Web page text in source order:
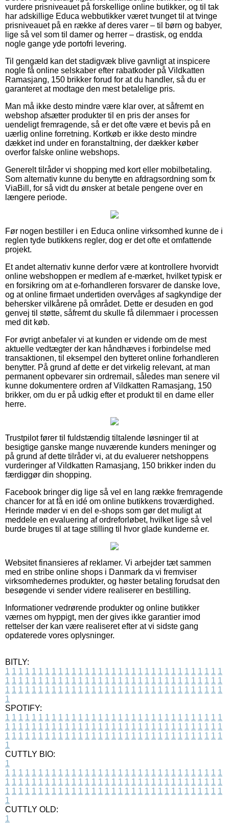
vurdere prisniveauet på forskellige online butikker, og til tak
har adskillige Educa webbutikker været tvunget til at tvinge
prisniveauet på en række af deres varer – til børn og babyer,
lige så vel som til damer og herrer – drastisk, og endda
nogle gange yde portofri levering.
Til gengæld kan det stadigvæk blive gavnligt at inspicere
nogle få online selskaber efter rabatkoder på Vildkatten
Ramasjang, 150 brikker forud for at du handler, så du er
garanteret at modtage den mest betalelige pris.
Man må ikke desto mindre være klar over, at såfremt en
webshop afsætter produkter til en pris der anses for
uendeligt fremragende, så er det ofte være et bevis på en
uærlig online forretning. Kortkøb er ikke desto mindre
dækket ind under en foranstaltning, der dækker køber
overfor falske online webshops.
Generelt tilråder vi shopping med kort eller mobilbetaling.
Som alternativ kunne du benytte en afdragsordning som fx
ViaBill, for så vidt du ønsker at betale pengene over en
længere periode.
Før nogen bestiller i en Educa online virksomhed kunne de i
reglen tyde butikkens regler, dog er det ofte et omfattende
projekt.
Et andet alternativ kunne derfor være at kontrollere hvorvidt
online webshoppen er medlem af e-mærket, hvilket typisk er
en forsikring om at e-forhandleren forsvarer de danske love,
og at online firmaet undertiden overvåges af sagkyndige der
behersker vilkårene på området. Dette er desuden en god
genvej til støtte, såfremt du skulle få dilemmaer i processen
med dit køb.
For øvrigt anbefaler vi at kunden er vidende om de mest
aktuelle vedtægter der kan håndhæves i forbindelse med
transaktionen, til eksempel den bytteret online forhandleren
benytter. På grund af dette er det virkelig relevant, at man
permanent opbevarer sin ordremail, således man senere vil
kunne dokumentere ordren af Vildkatten Ramasjang, 150
brikker, om du er på udkig efter et produkt til en dame eller
herre.
Trustpilot fører til fuldstændig tiltalende løsninger til at
besigtige ganske mange nuværende kunders meninger og
på grund af dette tilråder vi, at du evaluerer netshoppens
vurderinger af Vildkatten Ramasjang, 150 brikker inden du
færdiggør din shopping.
Facebook bringer dig lige så vel en lang række fremragende
chancer for at få en idé om online butikkens troværdighed.
Herinde møder vi en del e-shops som gør det muligt at
meddele en evaluering af ordreforløbet, hvilket lige så vel
burde bruges til at tage stilling til hvor glade kunderne er.
Websitet finansieres af reklamer. Vi arbejder tæt sammen
med en stribe online shops i Danmark da vi fremviser
virksomhedernes produkter, og høster betaling forudsat den
besøgende vi sender videre realiserer en bestilling.
Informationer vedrørende produkter og online butikker
værnes om hyppigt, men der gives ikke garantier imod
rettelser der kan være realiseret efter at vi sidste gang
opdaterede vores oplysninger.
BITLY:
1 1 1 1 1 1 1 1 1 1 1 1 1 1 1 1 1 1 1 1 1 1 1 1 1 1 1 1 1 1 1 1 1
1 1 1 1 1 1 1 1 1 1 1 1 1 1 1 1 1 1 1 1 1 1 1 1 1 1 1 1 1 1 1 1 1
1 1 1 1 1 1 1 1 1 1 1 1 1 1 1 1 1 1 1 1 1 1 1 1 1 1 1 1 1 1 1 1 1
1
SPOTIFY:
1 1 1 1 1 1 1 1 1 1 1 1 1 1 1 1 1 1 1 1 1 1 1 1 1 1 1 1 1 1 1 1 1
1 1 1 1 1 1 1 1 1 1 1 1 1 1 1 1 1 1 1 1 1 1 1 1 1 1 1 1 1 1 1 1 1
1 1 1 1 1 1 1 1 1 1 1 1 1 1 1 1 1 1 1 1 1 1 1 1 1 1 1 1 1 1 1 1 1
1
CUTTLY BIO:
1
1 1 1 1 1 1 1 1 1 1 1 1 1 1 1 1 1 1 1 1 1 1 1 1 1 1 1 1 1 1 1 1 1
1 1 1 1 1 1 1 1 1 1 1 1 1 1 1 1 1 1 1 1 1 1 1 1 1 1 1 1 1 1 1 1 1
1 1 1 1 1 1 1 1 1 1 1 1 1 1 1 1 1 1 1 1 1 1 1 1 1 1 1 1 1 1 1 1 1
1
CUTTLY OLD:
1